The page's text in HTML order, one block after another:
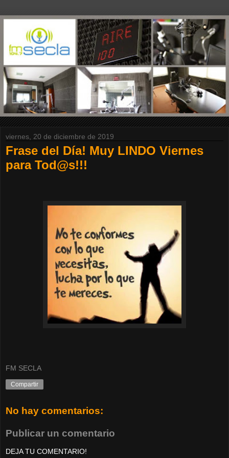
viernes, 20 de diciembre de 2019
Frase del Día! Muy LINDO Viernes
para Tod@s!!!
FM SECLA
Compartir
No hay comentarios:
Publicar un comentario
DEJA TU COMENTARIO!